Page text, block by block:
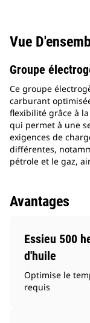
Vue
Groupe
Ce groupe
carburant
flexibilité grâce à
qui permet à une
exigences de
différentes,
pétrole et le gaz,
Avantages
Essieu 500
d'huile
Optimise le
requis